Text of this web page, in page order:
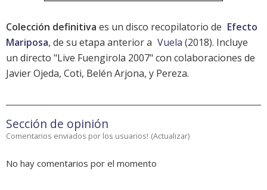
Colección definitiva es un disco recopilatorio de Efecto
Mariposa, de su etapa anterior a Vuela (2018). Incluye
un directo "Live Fuengirola 2007" con colaboraciones de
Javier Ojeda, Coti, Belén Arjona, y Pereza.
Sección de opinión
Comentarios enviados por los usuarios! (Actualizar)
No hay comentarios por el momento